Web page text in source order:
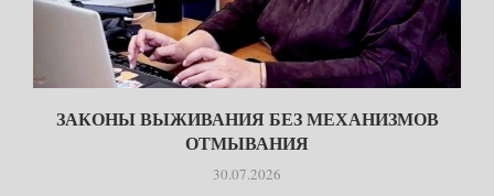
ЗАКОНЫ ВЫЖИВАНИЯ БЕЗ МЕХАНИЗМОВ
ОТМЫВАНИЯ
30.07.2026